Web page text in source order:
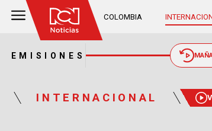
COLOMBIA
EMISIONES
INTERNACIONAL